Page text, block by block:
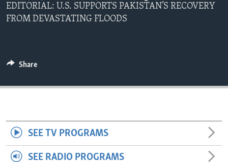
EDITORIAL: U.S. SUPPORTS PAKISTAN’S RECOVERY
FROM DEVASTATING FLOODS
Share
SEE TV PROGRAMS
SEE RADIO PROGRAMS